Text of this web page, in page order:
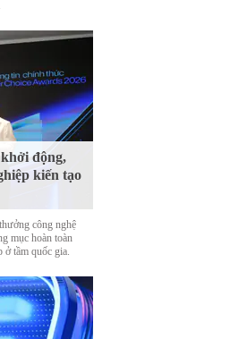
động,
kiến tạo
công nghệ
mục hoàn toàn
ở tầm quốc gia.